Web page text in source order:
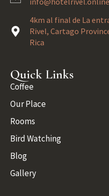
4km al final de La
Rivel, Cartago
Rica
Quick Links
Coffee
Our Place
Rooms
Bird Watching
Blog
Gallery